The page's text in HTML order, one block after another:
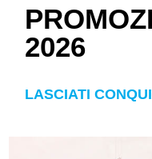
2026
LASCIATI